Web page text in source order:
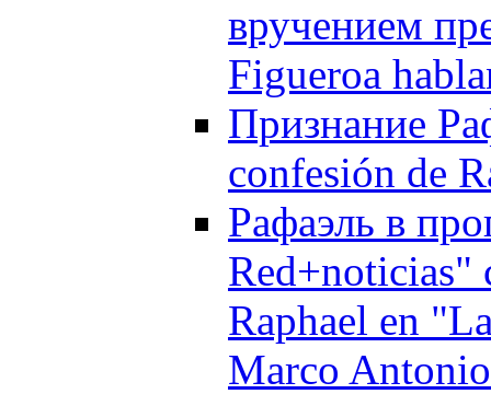
вручением
Figueroa
Признание
confesión de
Рафаэль в
Red+noticias"
Raphael en
Marco